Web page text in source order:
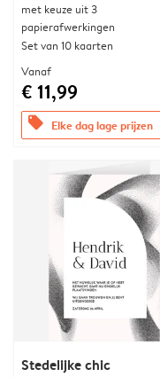
met keuze uit 3
papierafwerkingen
Set van 10 kaarten
Vanaf
€ 11,99
offers Elke dag lage prijzen
Stedelijke chic